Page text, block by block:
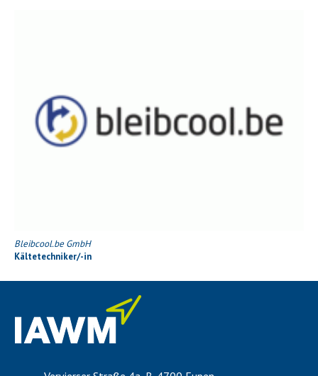
Bleibcool.be GmbH
Kältetechniker/-in